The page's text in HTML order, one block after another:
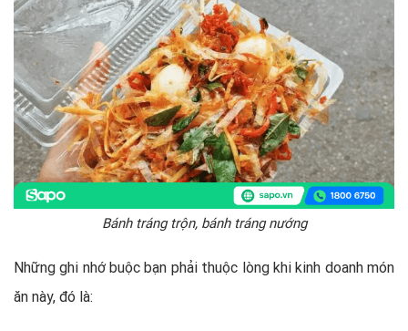
Bánh tráng trộn, bánh tráng nướng
Những ghi nhớ buộc bạn phải thuộc lòng khi kinh doanh món
ăn này, đó là: